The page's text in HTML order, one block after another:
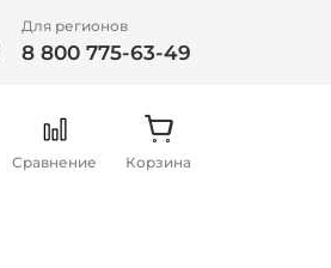
Для регионов
8 800 775-63-49
Сравнение Корзина